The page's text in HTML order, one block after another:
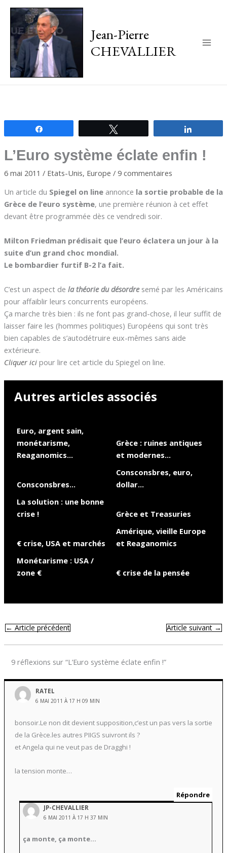
Jean-Pierre
CHEVALLIER
L’Euro système éclate enfin !
6 mai 2011 / Etats-Unis, Europe / 9 commentaires
Un article du Spiegel on line annonce la sortie probable de la
Grèce de l’euro système, une première réunion à cet effet
devant être programmée dès ce vendredi soir.
Milton Friedman prédisait que l’euro éclatera un jour à la
suite d’un grand choc mondial.
Le bombardier furtif B-2 l’a fait.
C’est un aspect de la théorie du désordre semé par les Américains
pour affaiblir leurs concurrents européens.
Ça marche très bien : ils ne font pas grand-chose, il leur suffit de
laisser faire les (hommes politiques) Européens qui sont très
bien capables de s’autodétruire eux-mêmes sans aide
extérieure.
Cliquer icipour lire cet article du Spiegel on line.
Autres articles associés
Euro, argent sain,
monétarisme,
Reaganomics…
Grèce : ruines antiques
et modernes…
Consconsbres…
Consconsbres, euro,
dollar…
La solution : une bonne
crise !
Grèce et Treasuries
€ crise, USA et marchés
Amérique, vieille Europe
et Reaganomics
Monétarisme : USA /
zone €
€ crise de la pensée
←Article précédent Article suivant→
9 réflexions sur “L’Euro système éclate enfin !”
RATEL
6 MAI 2011 À 17 H 09 MIN
bonsoir.Le non dit devient supposition,c’est un pas vers la sortie
de la Grèce.les autres PIIGS suivront ils ?
et Angela qui ne veut pas de Dragghi !
la tension monte…
Répondre
JP-CHEVALLIER
6 MAI 2011 À 17 H 37 MIN
ça monte, ça monte…